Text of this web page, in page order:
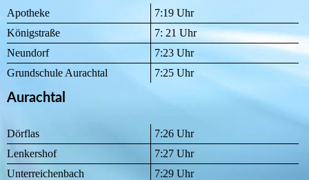
Apotheke
7:19 Uhr
Königstraße
7: 21 Uhr
Neundorf
7:23 Uhr
Grundschule Aurachtal
7:25 Uhr
Aurachtal
Dörflas
7:26 Uhr
Lenkershof
7:27 Uhr
Unterreichenbach
7:29 Uhr